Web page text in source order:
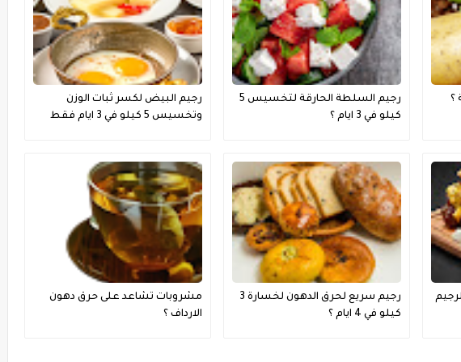
؟
رجيم السلطة الحارقة لتخسيس 5
كيلو في 3 ايام ؟
رجيم البيض لكسر ثبات الوزن
وتخسيس 5 كيلو في 3 ايام فقط
رجيم سريع لحرق الدهون لخسارة 3
كيلو في 4 ايام ؟
مشروبات تشاعد على حرق دهون
الارداف ؟